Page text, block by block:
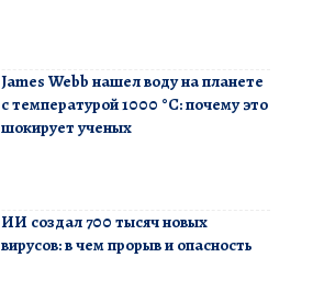
James Webb нашел воду на планете
с температурой 1000 °C: почему это
шокирует ученых
ИИ создал 700 тысяч новых
вирусов: в чем прорыв и опасность